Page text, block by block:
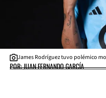
James Rodríguez tuvo polémico
POR: JUAN FERNANDO GARCÍA